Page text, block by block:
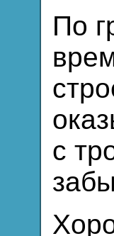
По
с